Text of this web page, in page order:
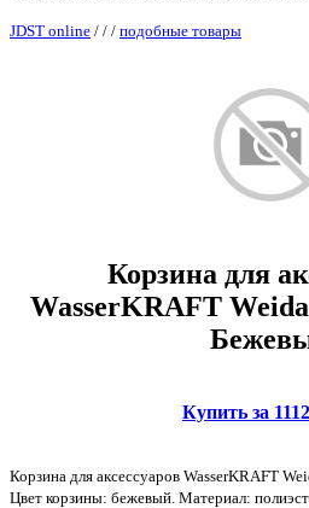
JDST online / / / подобные товары
Корзина для
WasserKRAFT
Купить за
Корзина для аксессуаров WasserKRAFT
Цвет корзины: бежевый. Материал: